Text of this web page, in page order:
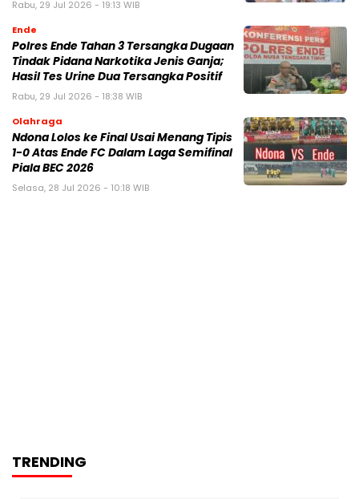
Rabu, 29 Jul 2026 - 19:13 WIB
Ende
Polres Ende Tahan 3 Tersangka Dugaan
Tindak Pidana Narkotika Jenis Ganja;
Hasil Tes Urine Dua Tersangka Positif
Rabu, 29 Jul 2026 - 18:38 WIB
Olahraga
Ndona Lolos ke Final Usai Menang Tipis
1-0 Atas Ende FC Dalam Laga Semifinal
Piala BEC 2026
Selasa, 28 Jul 2026 - 10:18 WIB
TRENDING